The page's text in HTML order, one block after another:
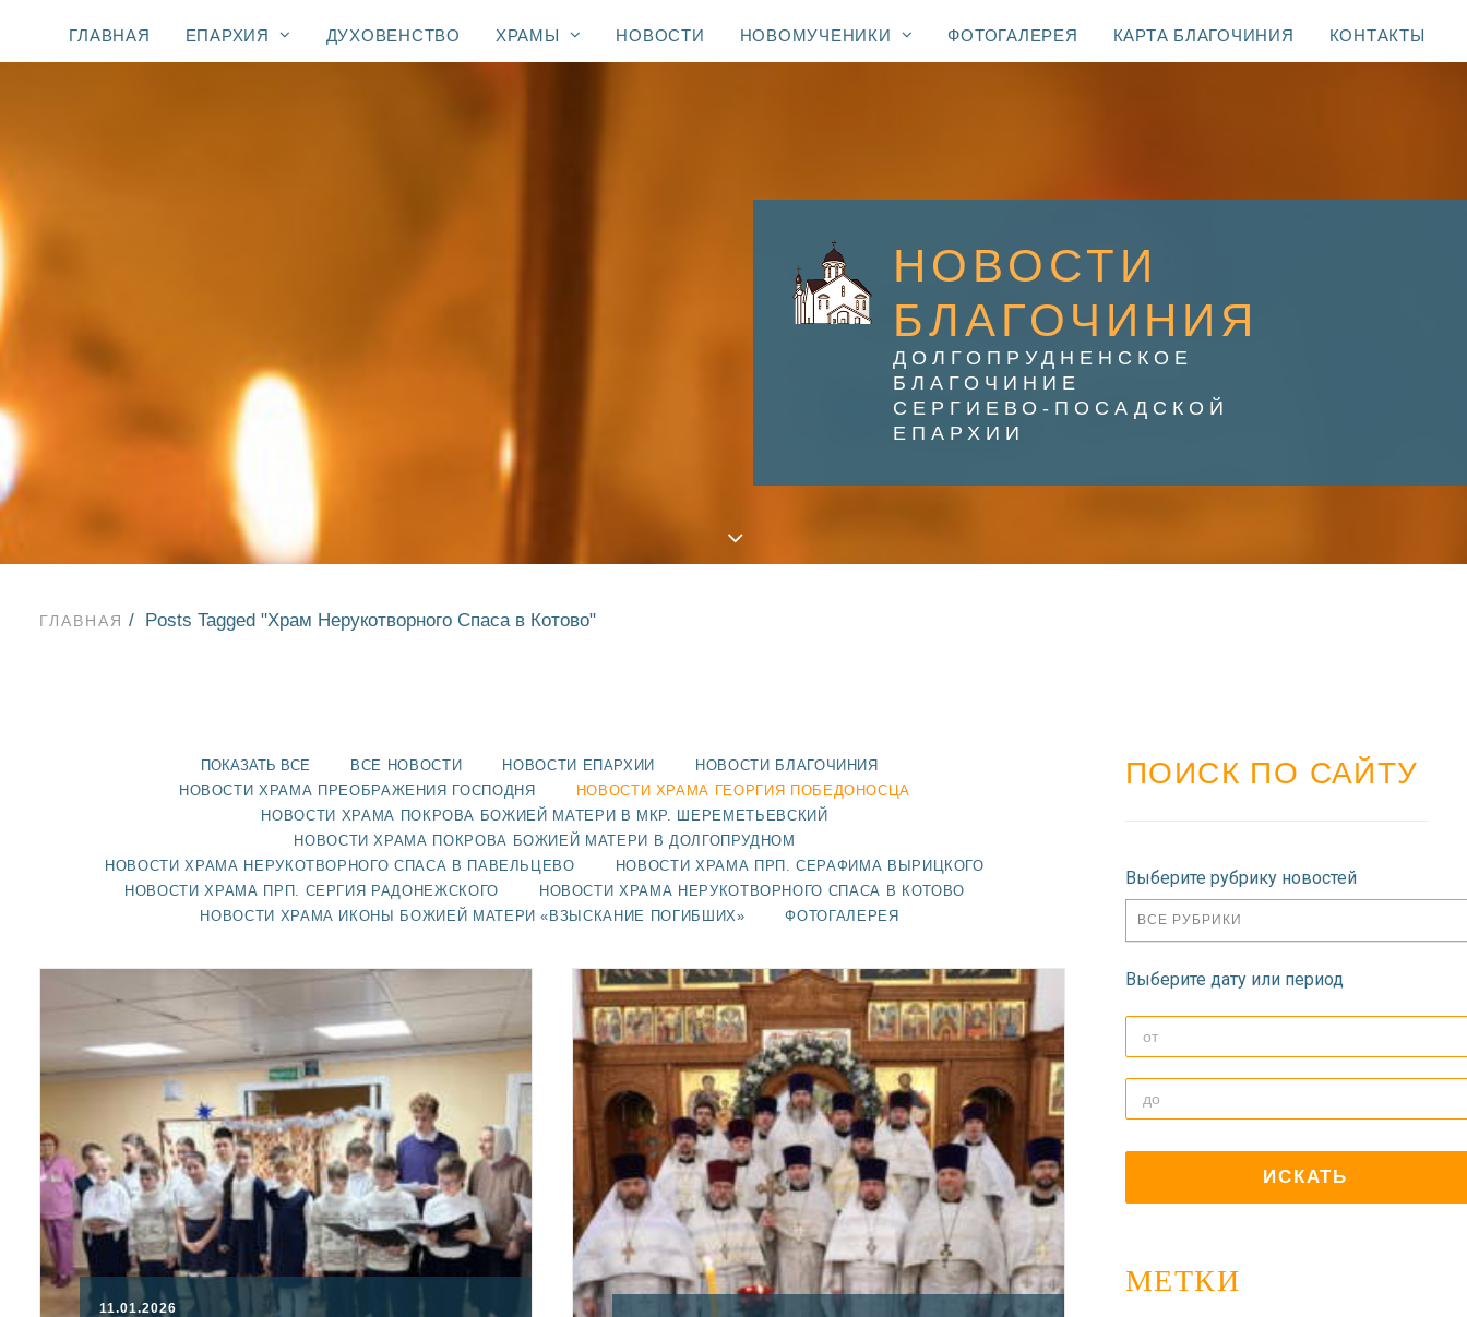
ГЛАВНАЯ ЕПАРХИЯ ДУХОВЕНСТВО ХРАМЫ НОВОСТИ НОВОМУЧЕНИКИ ФОТОГАЛЕРЕЯ КАРТА БЛАГОЧИНИЯ КОНТАКТЫ
НОВОСТИ
БЛАГОЧИНИЯ
ДОЛГОПРУДНЕНСКОЕ
БЛАГОЧИНИЕ
СЕРГИЕВО-ПОСАДСКОЙ
ЕПАРХИИ
ГЛАВНАЯ Posts Tagged "Храм Нерукотворного Спаса в Котово"
ПОКАЗАТЬ ВСЕ ВСЕ НОВОСТИ НОВОСТИ ЕПАРХИИ
НОВОСТИ БЛАГОЧИНИЯ
НОВОСТИ ХРАМА ПРЕОБРАЖЕНИЯ ГОСПОДНЯ
НОВОСТИ ХРАМА ГЕОРГИЯ ПОБЕДОНОСЦА
НОВОСТИ ХРАМА ПОКРОВА БОЖИЕЙ МАТЕРИ В МКР. ШЕРЕМЕТЬЕВСКИЙ
НОВОСТИ ХРАМА ПОКРОВА БОЖИЕЙ МАТЕРИ В ДОЛГОПРУДНОМ
НОВОСТИ ХРАМА НЕРУКОТВОРНОГО СПАСА В ПАВЕЛЬЦЕВО
НОВОСТИ ХРАМА ПРП. СЕРАФИМА ВЫРИЦКОГО
НОВОСТИ ХРАМА ПРП. СЕРГИЯ РАДОНЕЖСКОГО
НОВОСТИ ХРАМА НЕРУКОТВОРНОГО СПАСА В КОТОВО
НОВОСТИ ХРАМА ИКОНЫ БОЖИЕЙ МАТЕРИ «ВЗЫСКАНИЕ ПОГИБШИХ»
ФОТОГАЛЕРЕЯ
11.01.2026
ПОИСК ПО САЙТУ
Выберите рубрику новостей
ВСЕ РУБРИКИ
Выберите дату или период
МЕТКИ